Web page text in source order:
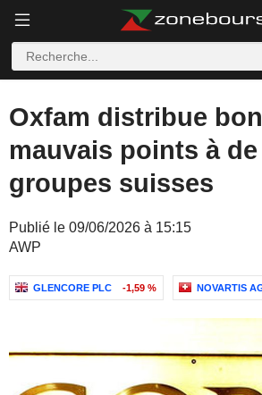
Oxfam distribue
mauvais points à
groupes suisses
Publié le 09/06/2026 à 15:15
AWP
GLENCORE PLC -1,59 % NOVARTIS